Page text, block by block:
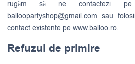
rugăm să ne contactezi
balloopartyshop@gmail.com sau
contact existente pe www.balloo.ro.
Refuzul de primire